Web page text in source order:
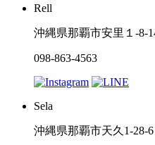
Rell
沖縄県那覇市安里１-8-
098-863-4563
Sela
沖縄県那覇市天久1-28-6